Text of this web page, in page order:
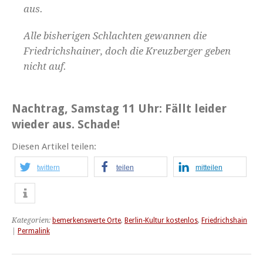
aus.
Alle bisherigen Schlachten gewannen die
Friedrichshainer, doch die Kreuzberger geben
nicht auf.
Nachtrag, Samstag 11 Uhr: Fällt leider
wieder aus. Schade!
Diesen Artikel teilen:
twittern teilen mitteilen
Kategorien: bemerkenswerte Orte, Berlin-Kultur kostenlos, Friedrichshain
Permalink